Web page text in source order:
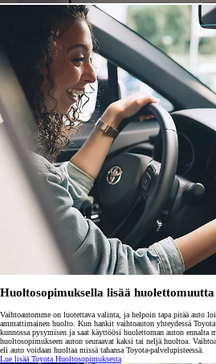
Huoltosopimuksella lisää huolettomuutta
Vaihtoautomme on luotettava valinta, ja helpoin tapa pitää auto
ammattimainen huolto. Kun hankit vaihtoauton yhteydessä
kunnossa pysymisen ja saat käyttöösi huolettoman auton
huoltosopimukseen auton seuraavat kaksi tai neljä huoltoa.
eli auto voidaan huoltaa missä tahansa Toyota-palvelupisteessä.
Lue lisää Toyota Huoltosopimuksesta